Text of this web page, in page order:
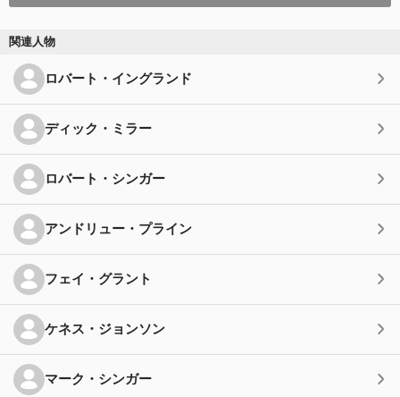
関連人物
ロバート・イングランド
ディック・ミラー
ロバート・シンガー
アンドリュー・プライン
フェイ・グラント
ケネス・ジョンソン
マーク・シンガー